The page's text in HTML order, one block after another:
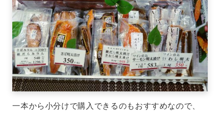
一本から小分けで購入できるのもおすすめなので、